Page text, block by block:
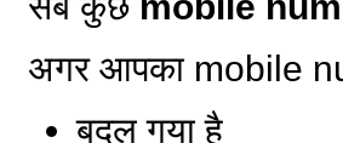
अगर आपका mobile
बदल गया है